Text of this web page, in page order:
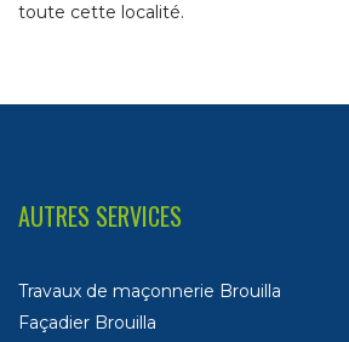
toute cette localité.
AUTRES SERVICES
Travaux de maçonnerie Brouilla
Façadier Brouilla